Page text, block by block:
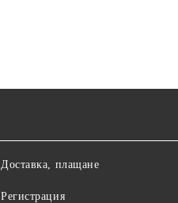
Доставка, плащане
Регистрация